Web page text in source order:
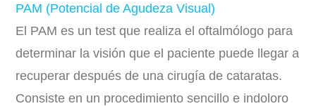
PAM (Potencial de Agudeza Visual)
El PAM es un test que realiza el oftalmólogo para
determinar la visión que el paciente puede llegar a
recuperar después de una cirugía de cataratas.
Consiste en un procedimiento sencillo e indoloro